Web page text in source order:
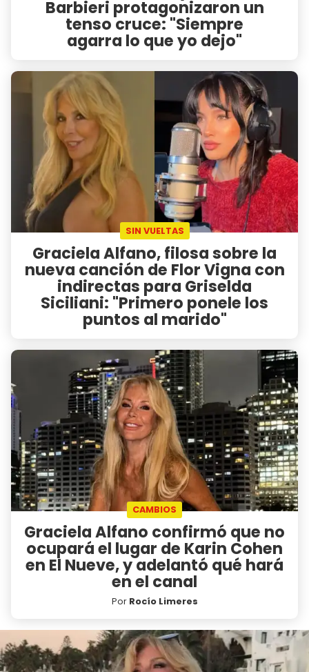
Barbieri protagonizaron un
tenso cruce: "Siempre
agarra lo que yo dejo"
SIN VUELTAS
Graciela Alfano, filosa sobre la
nueva canción de Flor Vigna con
indirectas para Griselda
Siciliani: "Primero ponele los
puntos al marido"
CAMBIOS
Graciela Alfano confirmó que no
ocupará el lugar de Karin Cohen
en El Nueve, y adelantó qué hará
en el canal
Por Rocío Limeres